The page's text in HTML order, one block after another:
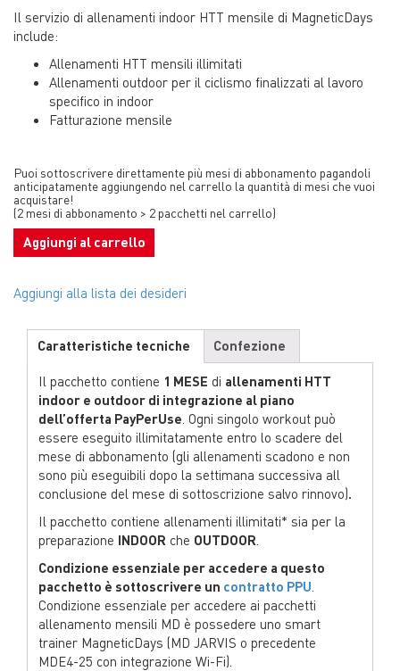
Il servizio di allenamenti indoor HTT mensile di MagneticDays
include:
Allenamenti HTT mensili illimitati
Allenamenti outdoor per il ciclismo finalizzati al lavoro
specifico in indoor
Fatturazione mensile
Puoi sottoscrivere direttamente più mesi di abbonamento pagandoli
anticipatamente aggiungendo nel carrello la quantità di mesi che vuoi
acquistare!
(2 mesi di abbonamento > 2 pacchetti nel carrello)
Aggiungi al carrello
Aggiungi alla lista dei desideri
Caratteristiche tecniche
Confezione
Il pacchetto contiene 1 MESE di allenamenti HTT
indoor e outdoor di integrazione al piano
dell’offerta PayPerUse . Ogni singolo workout può
essere eseguito illimitatamente entro lo scadere del
mese di abbonamento (gli allenamenti scadono e non
sono più eseguibili dopo la settimana successiva all
conclusione del mese di sottoscrizione salvo rinnovo).
Il pacchetto contiene allenamenti illimitati* sia per la
preparazione INDOOR che OUTDOOR
Condizione essenziale per accedere a questo
pacchetto è sottoscrivere un contratto PPU
Condizione essenziale per accedere ai pacchetti
allenamento mensili MD è possedere uno smart
trainer MagneticDays (MD JARVIS o precedente
MDE4-25 con integrazione Wi-Fi).